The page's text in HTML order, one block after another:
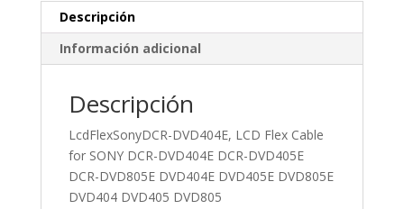
DCR-
DVD405E
DCR-
DVD404E
DVD405E
DVD805E
DVD404
DVD405
DVD805
Descripción
Información adicional
Descripción
LcdFlexSonyDCR-DVD404E, LCD Flex Cable
for SONY DCR-DVD404E DCR-DVD405E
DCR-DVD805E DVD404E DVD405E DVD805E
DVD404 DVD405 DVD805